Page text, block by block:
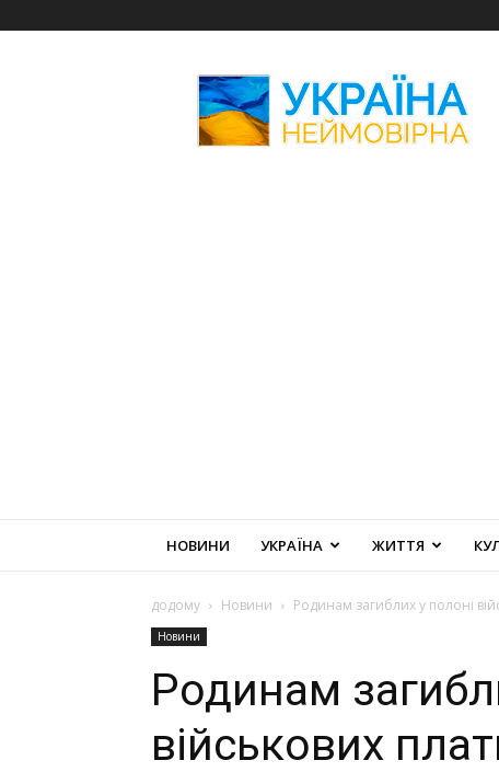
Неймовірна
НОВИНИ УКРАЇНА ЖИТТЯ
додому Новини Родинам загиблих у полоні
Новини
Родинам
військових